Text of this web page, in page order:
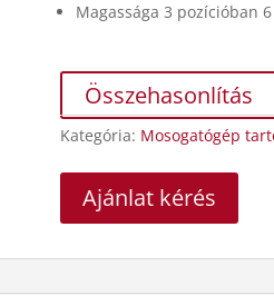
Magassága 3 pozícióban
Összehasonlítás
Kategória: Mosogatógép
Ajánlat kérés